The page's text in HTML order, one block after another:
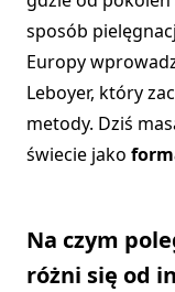
sposób
Europy
Leboyer, który
metody. Dziś
świecie jako
Na czym
różni się od